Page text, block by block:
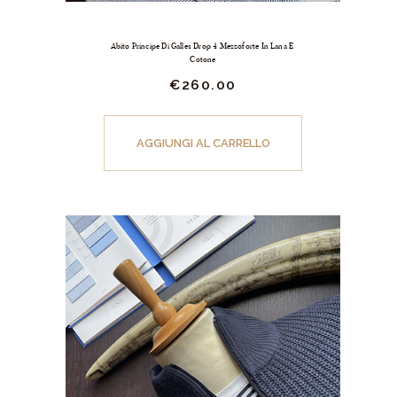
Abito Principe Di Galles Drop 4 Mezzoforte In Lana E
Cotone
€260. 00
AGGIUNGI AL CARRELLO
Questo
Le
opzioni
possono
essere
scelte
nella
pagina